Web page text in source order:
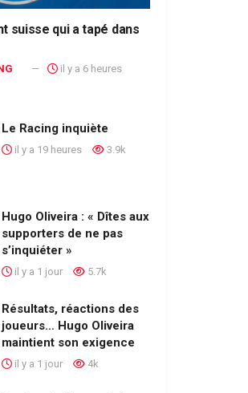
suisse qui a tapé dans
il y a 6 heures
Le Racing inquiète
il y a 19 heures 3.9k
Hugo Oliveira : « Dîtes aux
supporters de ne pas
s’inquiéter »
il y a 1 jour 5.7k
Résultats, réactions des
joueurs… Hugo Oliveira
maintient son exigence
il y a 1 jour 4k